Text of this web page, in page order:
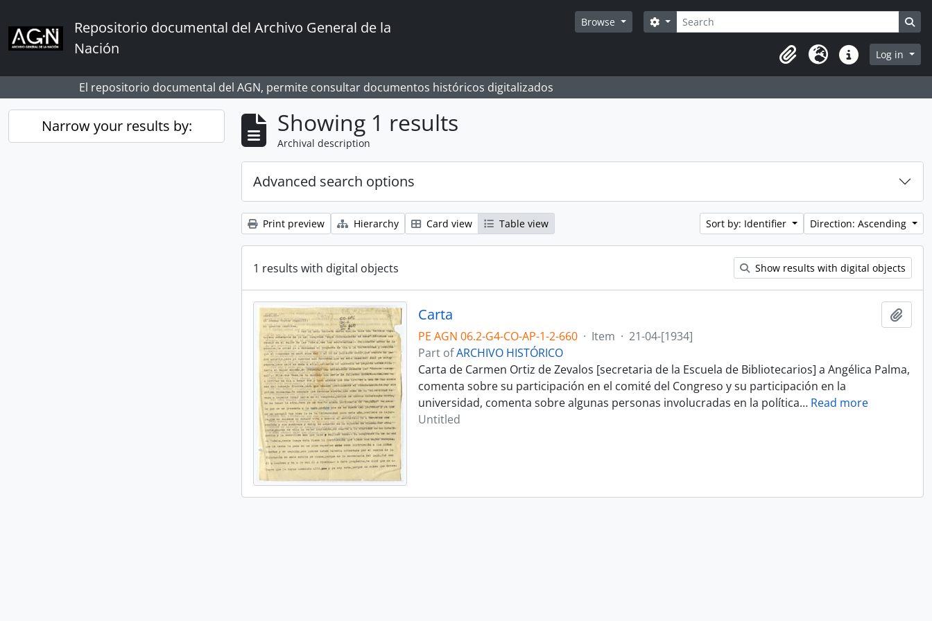
Repositorio documental del Archivo General de la
Nación
Browse Search
Search options
ClipboardLanguageQuick linksLog in
El repositorio documental del AGN, permite consultar documentos históricos digitalizados
Narrow your results by: Showing 1 results
Archival description
Advanced search options
Print preview Hierarchy Card view Table view Sort by: Identifier Direction: Ascending
1 results with digital objects Show results with digital objects
Carta
PE AGN 06.2-G4-CO-AP-1-2-660 · Item · 21-04-[1934]
Part ofARCHIVO HISTÓRICO
Carta de Carmen Ortiz de Zevalos [secretaria de la Escuela de Bibliotecarios] a Angélica Palma,
comenta sobre su participación en el comité del Congreso y su participación en la
universidad, comenta sobre algunas personas involucradas en la política… Read more
Untitled